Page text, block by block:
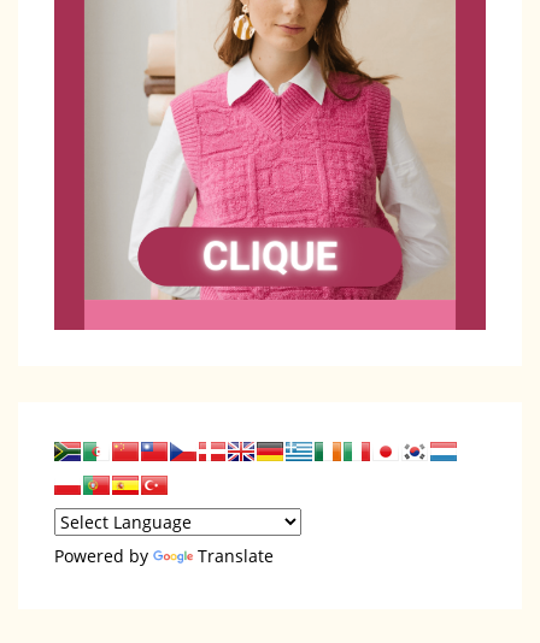
Powered by Translate